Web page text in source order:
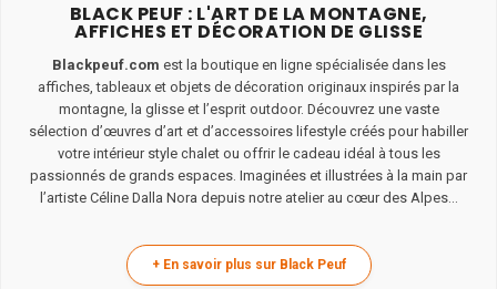
BLACK PEUF : L'ART DE LA MONTAGNE,
AFFICHES ET DÉCORATION DE GLISSE
Blackpeuf.com est la boutique en ligne spécialisée dans les
affiches, tableaux et objets de décoration originaux inspirés par la
montagne, la glisse et l’esprit outdoor. Découvrez une vaste
sélection d’œuvres d’art et d’accessoires lifestyle créés pour habiller
votre intérieur style chalet ou offrir le cadeau idéal à tous les
passionnés de grands espaces. Imaginées et illustrées à la main par
l’artiste Céline Dalla Nora depuis notre atelier au cœur des Alpes...